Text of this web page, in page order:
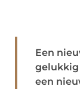
Een
gelukkig
een